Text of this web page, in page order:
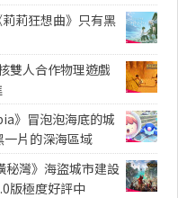
莉莉狂想曲》只有黑
雙人合作物理遊戲
》冒泡泡海底的城
一片的深海區域
秘灣》海盜城市建設
版極度好評中